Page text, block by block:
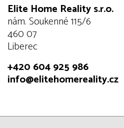
Elite Home Reality s.r.o.
nám. Soukenné 115/6
460 07
Liberec
+420 604 925 986
info@elitehomereality.cz